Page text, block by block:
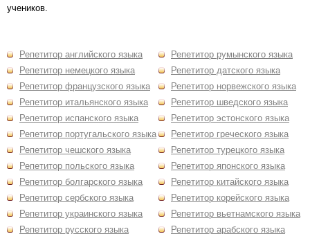
учеников.
Репетитор английского языка
Репетитор немецкого языка
Репетитор французского языка
Репетитор итальянского языка
Репетитор испанского языка
Репетитор португальского языка
Репетитор чешского языка
Репетитор польского языка
Репетитор болгарского языка
Репетитор сербского языка
Репетитор украинского языка
Репетитор русского языка
Репетитор румынского языка
Репетитор датского языка
Репетитор норвежского языка
Репетитор шведского языка
Репетитор эстонского языка
Репетитор греческого языка
Репетитор турецкого языка
Репетитор японского языка
Репетитор китайского языка
Репетитор корейского языка
Репетитор вьетнамского языка
Репетитор арабского языка